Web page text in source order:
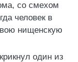
со смехом
человек в
нищенскую
один из